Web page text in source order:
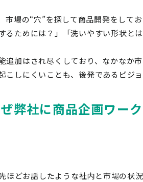
場の“穴”を探して商品開発をして
ためには？」「洗いやすい形状と
加はされ尽くしており、なかなか
しにくいことも、後発であるピジ
弊社に商品企画ワー
ほどお話したような社内と市場の状